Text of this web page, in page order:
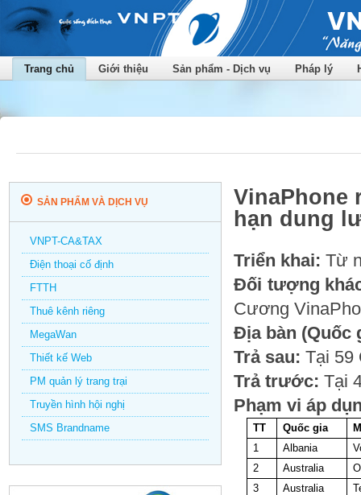
Trang chủ Giới thiệu Sản phẩm - Dịch vụ Pháp lý
SẢN PHẨM VÀ DỊCH VỤ
VNPT-CA&TAX
Điện thoại cố định
FTTH
Thuê kênh riêng
MegaWan
Thiết kế Web
PM quản lý trang trại
Truyền hình hội nghị
SMS Brandname
VinaPhone
hạn dung
Triển khai: Từ
Đối tượng
Cương
Địa bàn (Quốc
Trả sau: Tại 59
Trả trước: Tại
Phạm vi áp
TT Quốc gia
1
Albania
2
Australia
3
Australia